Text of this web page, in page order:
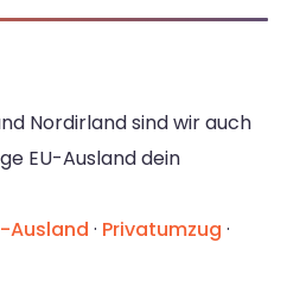
Nordirland sind wir auch
EU-Ausland dein
Ausland · Privatumzug ·